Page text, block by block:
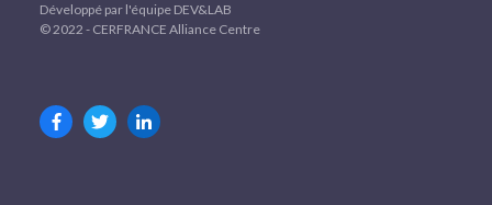
Développé par l'équipe DEV&LAB
© 2022 - CERFRANCE Alliance Centre